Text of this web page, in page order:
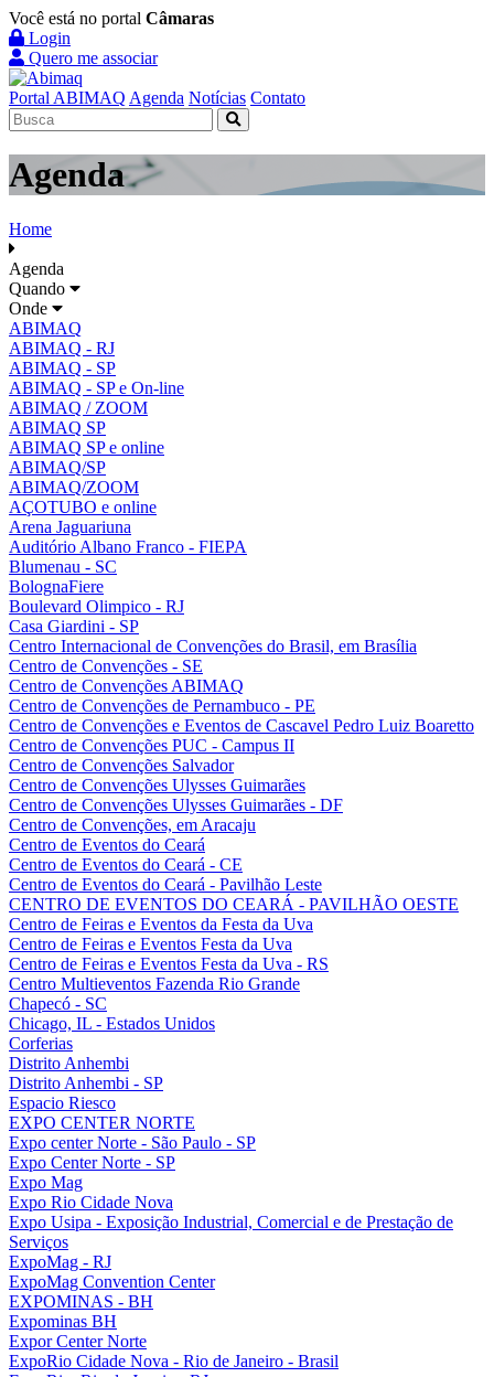
Você está no portal Câmaras
Login
Quero me associar
Portal ABIMAQ Agenda Notícias Contato
Agenda
Home
Agenda
Quando
Onde
ABIMAQ
ABIMAQ - RJ
ABIMAQ - SP
ABIMAQ - SP e On-line
ABIMAQ / ZOOM
ABIMAQ SP
ABIMAQ SP e online
ABIMAQ/SP
ABIMAQ/ZOOM
AÇOTUBO e online
Arena Jaguariuna
Auditório Albano Franco - FIEPA
Blumenau - SC
BolognaFiere
Boulevard Olimpico - RJ
Casa Giardini - SP
Centro Internacional de Convenções do Brasil, em Brasília
Centro de Convenções - SE
Centro de Convenções ABIMAQ
Centro de Convenções de Pernambuco - PE
Centro de Convenções e Eventos de Cascavel Pedro Luiz Boaretto
Centro de Convenções PUC - Campus II
Centro de Convenções Salvador
Centro de Convenções Ulysses Guimarães
Centro de Convenções Ulysses Guimarães - DF
Centro de Convenções, em Aracaju
Centro de Eventos do Ceará
Centro de Eventos do Ceará - CE
Centro de Eventos do Ceará - Pavilhão Leste
CENTRO DE EVENTOS DO CEARÁ - PAVILHÃO OESTE
Centro de Feiras e Eventos da Festa da Uva
Centro de Feiras e Eventos Festa da Uva
Centro de Feiras e Eventos Festa da Uva - RS
Centro Multieventos Fazenda Rio Grande
Chapecó - SC
Chicago, IL - Estados Unidos
Corferias
Distrito Anhembi
Distrito Anhembi - SP
Espacio Riesco
EXPO CENTER NORTE
Expo center Norte - São Paulo - SP
Expo Center Norte - SP
Expo Mag
Expo Rio Cidade Nova
Expo Usipa - Exposição Industrial, Comercial e de Prestação de
Serviços
ExpoMag - RJ
ExpoMag Convention Center
EXPOMINAS - BH
Expominas BH
Expor Center Norte
ExpoRio Cidade Nova - Rio de Janeiro - Brasil